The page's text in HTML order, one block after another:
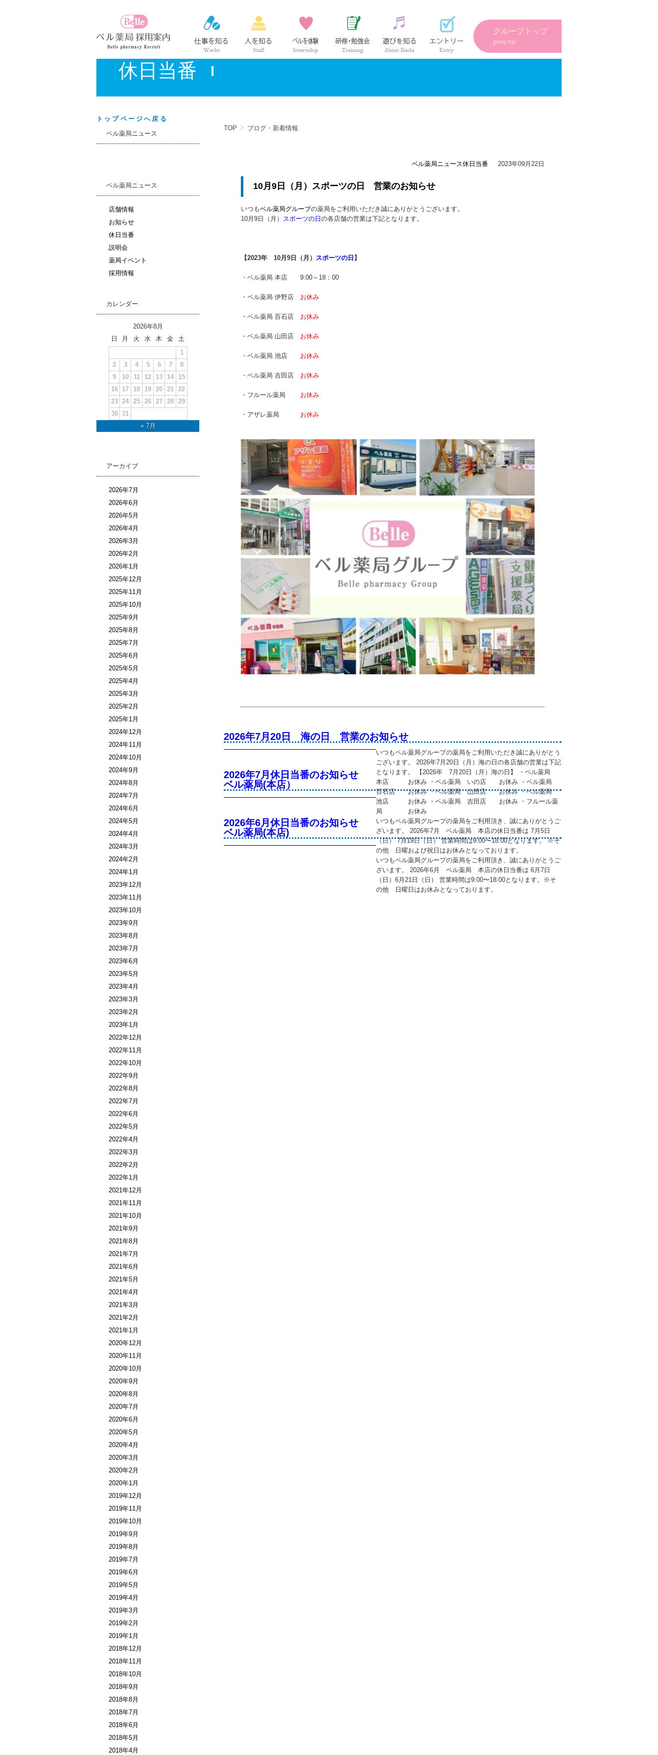
グループトップ
group top
ベル薬局の仕事 社員紹介 インターンシップ 研修・勉強会 高知の紹介 エントリーフォーム
休日当番
TOP ブログ・新着情報
2023年09月22日
ベル薬局ニュース休日当番
10月9日（月）スポーツの日 営業のお知らせ
いつもベル薬局グループの薬局をご利用いただき誠にありがとうございます。
10月9日（月） スポーツの日 の各店舗の営業は下記となります。
【2023年 10月9日（月） スポーツの日 】
・ベル薬局 本店 9:00～18：00
・ベル薬局 伊野店 お休み
・ベル薬局 百石店 お休み
・ベル薬局 山田店 お休み
・ベル薬局 池店 お休み
・ベル薬局 吉田店 お休み
・フルール薬局 お休み
・アザレ薬局 お休み
2026年7月20日 海の日 営業のお知らせ
いつもベル薬局グループの薬局をご利用いただき誠にありがとう
ございます。 2026年7月20日（月）海の日の各店舗の営業は下記
となります。 【2026年 7月20日（月）海の日】 ・ベル薬局
本店 お休み ・ベル薬局 いの店 お休み ・ベル薬局
百石店 お休み ・ベル薬局 山田店 お休み ・ベル薬局
池店 お休み ・ベル薬局 吉田店 お休み ・フルール薬
局 お休み
2026年7月休日当番のお知らせ
ベル薬局(本店）
いつもベル薬局グループの薬局をご利用頂き、誠にありがとうご
ざいます。 2026年7月 ベル薬局 本店の休日当番は 7月5日
（日） 7月19日（日） 営業時間は9:00〜18:00となります。 ※そ
の他 日曜および祝日はお休みとなっております。
2026年6月休日当番のお知らせ
ベル薬局(本店)
いつもベル薬局グループの薬局をご利用頂き、誠にありがとうご
ざいます。 2026年6月 ベル薬局 本店の休日当番は 6月7日
（日）6月21日（日） 営業時間は9:00〜18:00となります。※そ
の他 日曜日はお休みとなっております。
トップページへ戻る
ベル薬局ニュース
ベル薬局ニュース
店舗情報
お知らせ
休日当番
説明会
薬局イベント
採用情報
カレンダー
2026年8月
日
月 火 水 木 金
土
1
2
3 4 5 6 7
8
9
10 11 12 13 14
15
16
17 18 19 20 21 22
23 24 25 26 27 28 29
30 31
« 7月
アーカイブ
2026年7月
2026年6月
2026年5月
2026年4月
2026年3月
2026年2月
2026年1月
2025年12月
2025年11月
2025年10月
2025年9月
2025年8月
2025年7月
2025年6月
2025年5月
2025年4月
2025年3月
2025年2月
2025年1月
2024年12月
2024年11月
2024年10月
2024年9月
2024年8月
2024年7月
2024年6月
2024年5月
2024年4月
2024年3月
2024年2月
2024年1月
2023年12月
2023年11月
2023年10月
2023年9月
2023年8月
2023年7月
2023年6月
2023年5月
2023年4月
2023年3月
2023年2月
2023年1月
2022年12月
2022年11月
2022年10月
2022年9月
2022年8月
2022年7月
2022年6月
2022年5月
2022年4月
2022年3月
2022年2月
2022年1月
2021年12月
2021年11月
2021年10月
2021年9月
2021年8月
2021年7月
2021年6月
2021年5月
2021年4月
2021年3月
2021年2月
2021年1月
2020年12月
2020年11月
2020年10月
2020年9月
2020年8月
2020年7月
2020年6月
2020年5月
2020年4月
2020年3月
2020年2月
2020年1月
2019年12月
2019年11月
2019年10月
2019年9月
2019年8月
2019年7月
2019年6月
2019年5月
2019年4月
2019年3月
2019年2月
2019年1月
2018年12月
2018年11月
2018年10月
2018年9月
2018年8月
2018年7月
2018年6月
2018年5月
2018年4月